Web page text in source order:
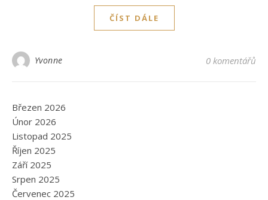
ČÍST DÁLE
Yvonne 0 komentářů
Březen 2026
Únor 2026
Listopad 2025
Říjen 2025
Září 2025
Srpen 2025
Červenec 2025